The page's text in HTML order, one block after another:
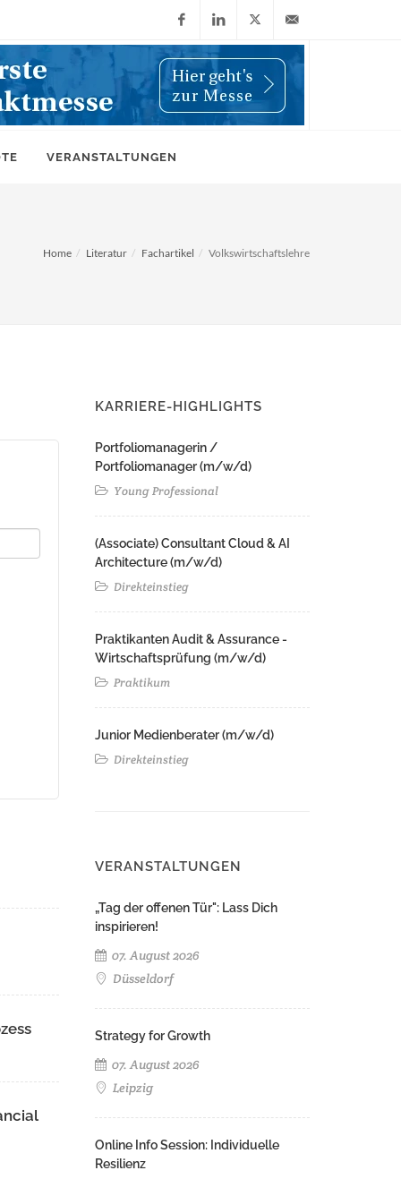
FacebookLinkedIn
X
(Twitter)
info@wiwi-
VERANSTALTUNGEN
Home Literatur Fachartikel Volkswirtschaftslehre
KARRIERE-HIGHLIGHTS
Portfoliomanagerin /
Portfoliomanager (m/w/d)
Young Professional
(Associate) Consultant Cloud & AI
Architecture (m/w/d)​ ​
Direkteinstieg
Praktikanten Audit & Assurance -
Wirtschaftsprüfung (m/w/d)
Praktikum
Junior Medienberater (m/w/d)
Direkteinstieg
VERANSTALTUNGEN
„Tag der offenen Tür": Lass Dich
inspirieren!
07. August 2026
Düsseldorf
Strategy for Growth
07. August 2026
Leipzig
Online Info Session: Individuelle
Resilienz